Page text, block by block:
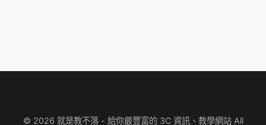
© 2026 就是教不落 - 給你最豐富的 3C 資訊、教學網站 All